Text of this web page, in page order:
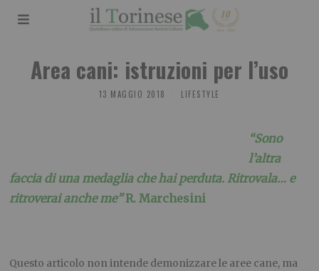
Area cani: istruzioni per l’uso
13 MAGGIO 2018 LIFESTYLE
“Sono
l’altra
faccia di una medaglia che hai perduta. Ritrovala… e
ritroverai anche me”R. Marchesini
Questo articolo non intende demonizzare le aree cane, ma